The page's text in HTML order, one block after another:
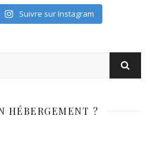
Suivre sur Instagram
HÉBERGEMENT ?